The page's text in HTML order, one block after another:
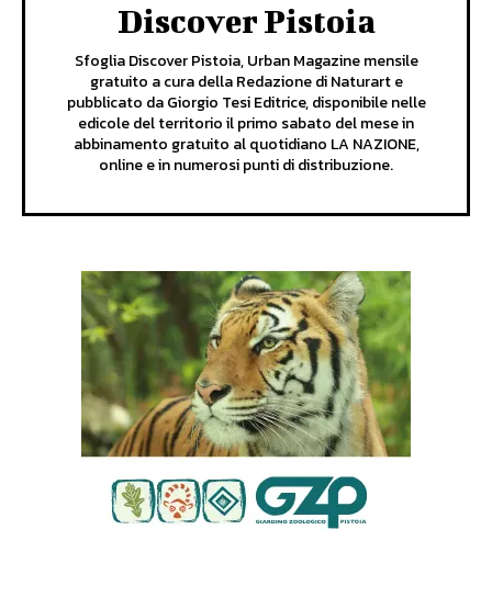
Discover Pistoia
Sfoglia Discover Pistoia, Urban Magazine mensile
gratuito a cura della Redazione di Naturart e
pubblicato da Giorgio Tesi Editrice, disponibile nelle
edicole del territorio il primo sabato del mese in
abbinamento gratuito al quotidiano LA NAZIONE,
online e in numerosi punti di distribuzione.